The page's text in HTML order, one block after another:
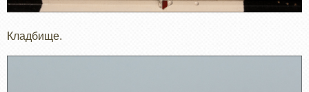
Кладбище.